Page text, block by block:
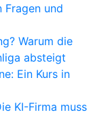
und
Warum die
absteigt
Ein Kurs in
KI-Firma muss